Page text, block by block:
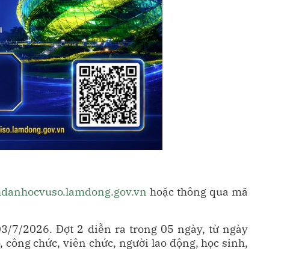
hoặc thông qua mã
7/2026. Đợt 2 diễn ra trong 05 ngày, từ ngày
chức, viên chức, người lao động, học sinh,